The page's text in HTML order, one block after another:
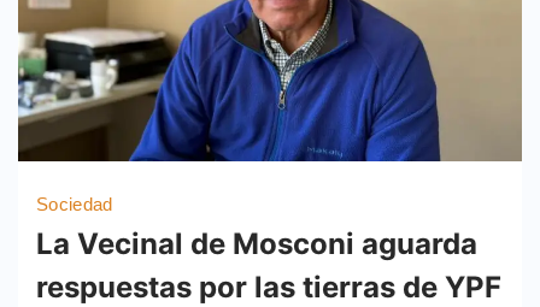
Sociedad
La Vecinal de Mosconi aguarda
respuestas por las tierras de YPF